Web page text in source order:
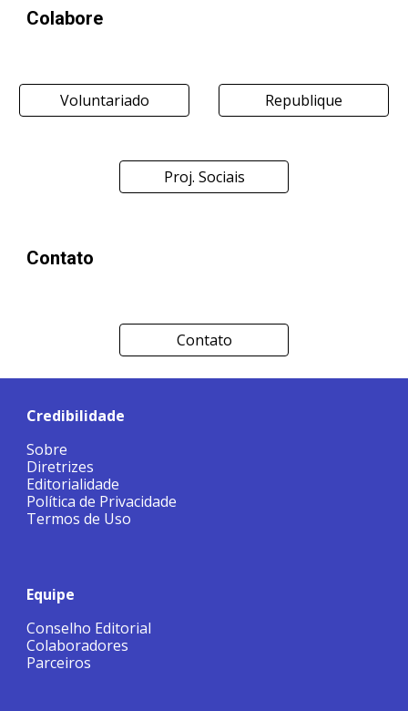
Colabore
Voluntariado Republique
Proj. Sociais
Contato
Contato
Credibilidade
Sobre
Diretrizes
Editorialidade
Política de Privacidade
Termos de Uso
Equipe
Conselho Editorial
Colaboradores
Parceiros